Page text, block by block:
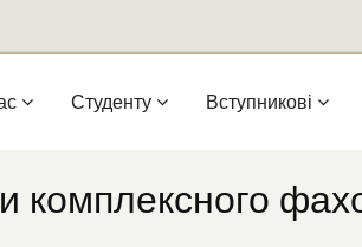
Студенту Вступникові
комплексного